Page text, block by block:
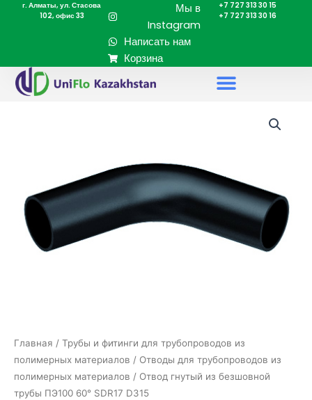
Перейтиг. Алматы, ул. Стасова
102, офис 33
Мы в
Instagram
Написать нам
Корзина
+7 727 313 30 15
+7 727 313 30 16
Главная / Трубы и фитинги для трубопроводов из
полимерных материалов / Отводы для трубопроводов из
полимерных материалов / Отвод гнутый из безшовной
трубы ПЭ100 60° SDR17 D315